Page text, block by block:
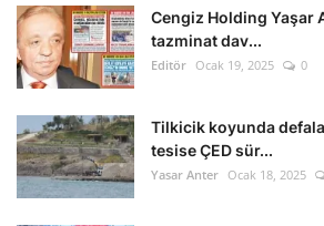
Cengiz Holding Yaşar
tazminat dav...
Editör Ocak 19, 2025 0
Tilkicik koyunda
tesise ÇED sür...
Yasar Anter Ocak 18, 2025